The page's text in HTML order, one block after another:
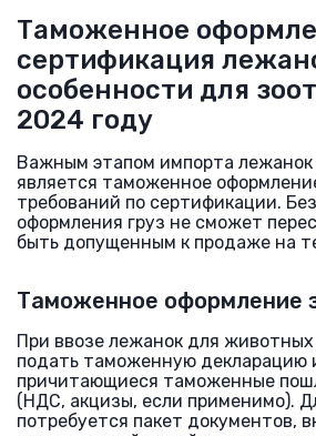
Таможенное
сертификация
особенности для
2024 году
Важным этапом импорта
является таможенное
требований по сертификации.
оформления груз не сможет
быть допущенным к продаже на
Таможенное оформление
При ввозе лежанок для
подать таможенную декларацию
причитающиеся таможенные
(НДС, акцизы, если применимо).
потребуется пакет документов,